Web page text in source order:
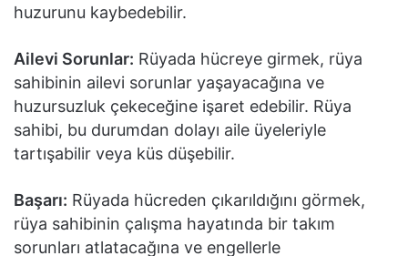
huzurunu kaybedebilir.
Ailevi Sorunlar: Rüyada hücreye girmek, rüya
sahibinin ailevi sorunlar yaşayacağına ve
huzursuzluk çekeceğine işaret edebilir. Rüya
sahibi, bu durumdan dolayı aile üyeleriyle
tartışabilir veya küs düşebilir.
Başarı: Rüyada hücreden çıkarıldığını görmek,
rüya sahibinin çalışma hayatında bir takım
sorunları atlatacağına ve engellerle